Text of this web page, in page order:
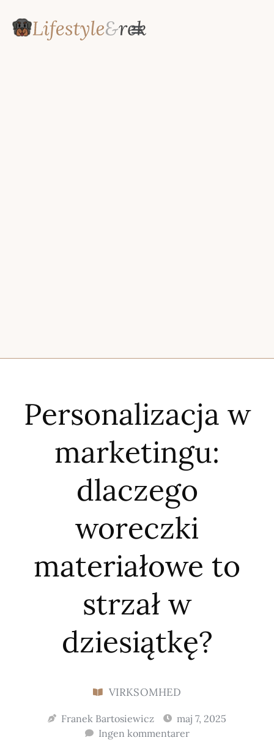
Personalizacja w
marketingu:
dlaczego
woreczki
materiałowe to
strzał w
dziesiątkę?
VIRKSOMHED
Franek Bartosiewicz
maj 7, 2025
Ingen kommentarer